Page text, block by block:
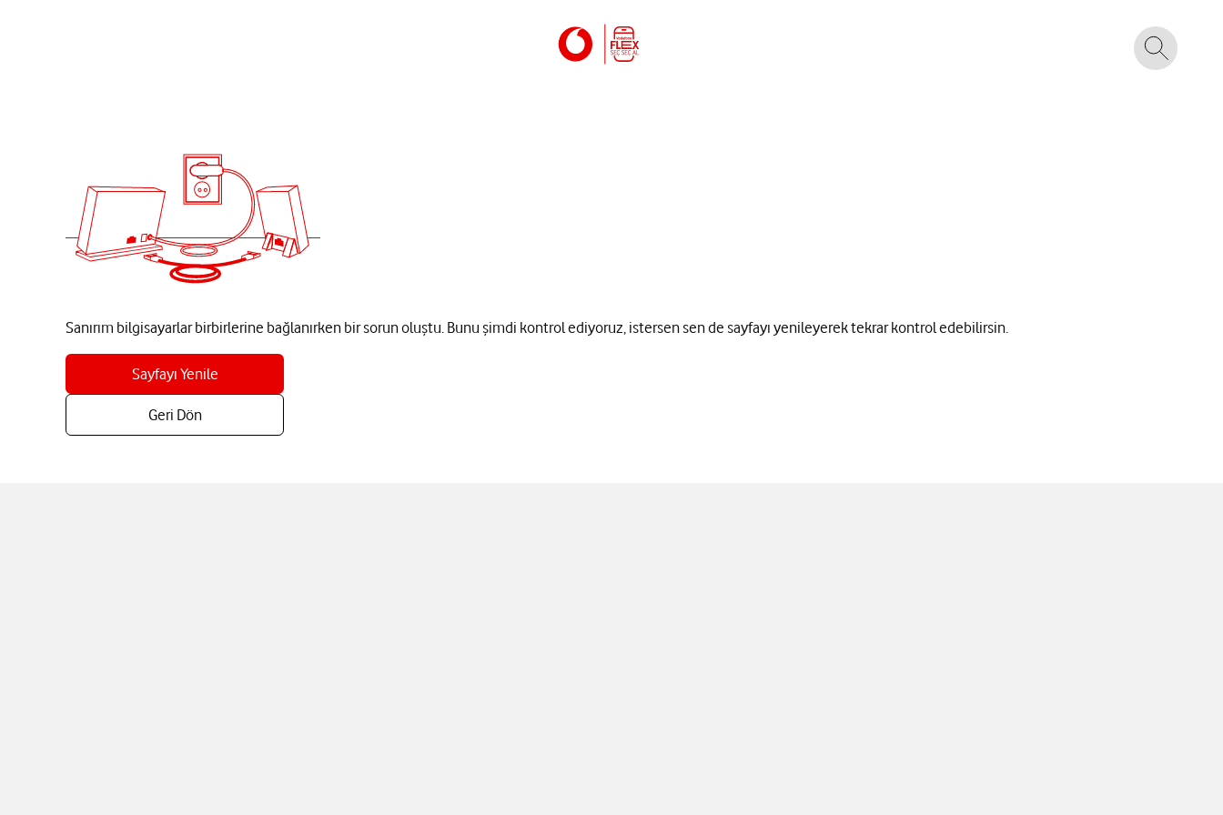
Sanırım bilgisayarlar birbirlerine bağlanırken bir sorun oluştu. Bunu şimdi kontrol ediyoruz, istersen sen de sayfayı yenileyerek tekrar kontrol edebilirsin.
Sayfayı Yenile
Geri Dön